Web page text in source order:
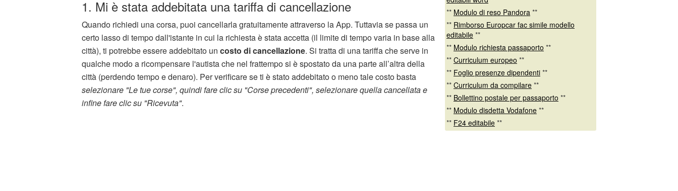
1. Mi è stata addebitata una tariffa di cancellazione
Quando richiedi una corsa, puoi cancellarla gratuitamente attraverso la App. Tuttavia se passa un
certo lasso di tempo dall'istante in cui la richiesta è stata accetta (il limite di tempo varia in base alla
città), ti potrebbe essere addebitato un costo di cancellazione. Si tratta di una tariffa che serve in
qualche modo a ricompensare l'autista che nel frattempo si è spostato da una parte all’altra della
città (perdendo tempo e denaro). Per verificare se ti è stato addebitato o meno tale costo basta
selezionare "Le tue corse", quindi fare clic su "Corse precedenti", selezionare quella cancellata e
infine fare clic su "Ricevuta".
** Modulo di reso Pandora **
** Rimborso Europcar fac simile modello
editabile **
** Modulo richiesta passaporto **
** Curriculum europeo **
** Foglio presenze dipendenti **
** Curriculum da compilare **
** Bollettino postale per passaporto **
** Modulo disdetta Vodafone **
** F24 editabile **